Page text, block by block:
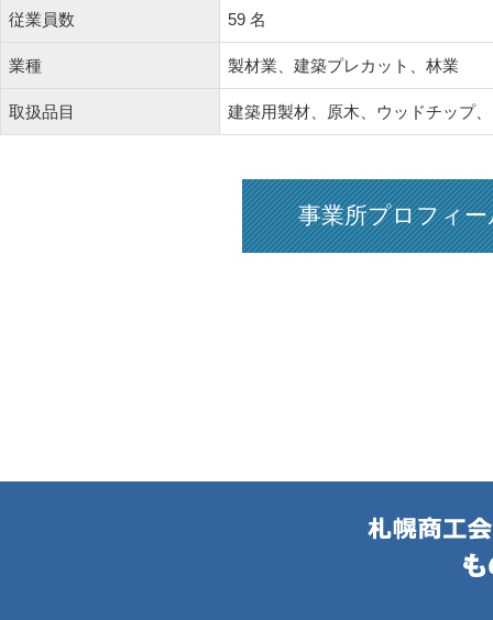
従業員数 59 名
業種 製材業、建築プレカット、林業
取扱品目 建築用製材、原木、ウッドチップ
事業所プロフィ